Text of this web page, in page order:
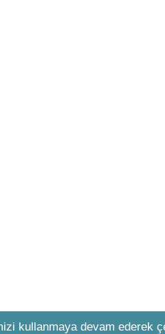
kullanmaya devam ederek